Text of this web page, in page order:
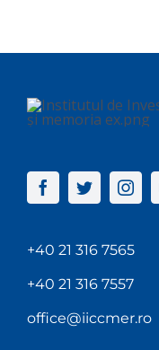
+40 21 316 7565
+40 21 316 7557
office@iiccmer.ro